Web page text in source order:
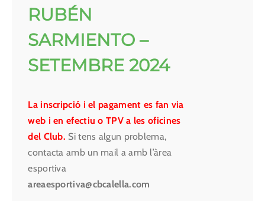
RUBÉN
SARMIENTO –
SETEMBRE 2024
La inscripció i el pagament es fan via
web i en efectiu o TPV a les oficines
del Club. Si tens algun problema,
contacta amb un mail a amb l’àrea
esportiva
areaesportiva@cbcalella.com